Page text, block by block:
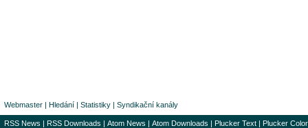
Webmaster | Hledání | Statistiky | Syndikační kanály
RSS News | RSS Downloads | Atom News | Atom Downloads | Plucker Text | Plucker Color